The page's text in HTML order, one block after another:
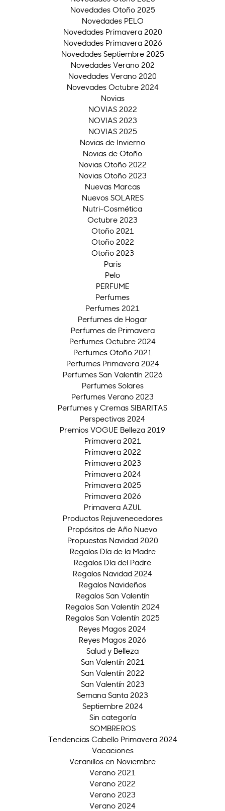
Novedades Otoño 2025
Novedades PELO
Novedades Primavera 2020
Novedades Primavera 2026
Novedades Septiembre 2025
Novedades Verano 202
Novedades Verano 2020
Novevades Octubre 2024
Novias
NOVIAS 2022
NOVIAS 2023
NOVIAS 2025
Novias de Invierno
Novias de Otoño
Novias Otoño 2022
Novias Otoño 2023
Nuevas Marcas
Nuevos SOLARES
Nutri-Cosmética
Octubre 2023
Otoño 2021
Otoño 2022
Otoño 2023
Paris
Pelo
PERFUME
Perfumes
Perfumes 2021
Perfumes de Hogar
Perfumes de Primavera
Perfumes Octubre 2024
Perfumes Otoño 2021
Perfumes Primavera 2024
Perfumes San Valentín 2026
Perfumes Solares
Perfumes Verano 2023
Perfumes y Cremas SIBARITAS
Perspectivas 2024
Premios VOGUE Belleza 2019
Primavera 2021
Primavera 2022
Primavera 2023
Primavera 2024
Primavera 2025
Primavera 2026
Primavera AZUL
Productos Rejuvenecedores
Propósitos de Año Nuevo
Propuestas Navidad 2020
Regalos Día de la Madre
Regalos Día del Padre
Regalos Navidad 2024
Regalos Navideños
Regalos San Valentín
Regalos San Valentín 2024
Regalos San Valentín 2025
Reyes Magos 2024
Reyes Magos 2026
Salud y Belleza
San Valentín 2021
San Valentín 2022
San Valentín 2023
Semana Santa 2023
Septiembre 2024
Sin categoría
SOMBREROS
Tendencias Cabello Primavera 2024
Vacaciones
Veranillos en Noviembre
Verano 2021
Verano 2022
Verano 2023
Verano 2024